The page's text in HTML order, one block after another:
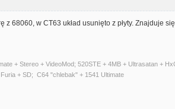
z 68060, w CT63 układ usunięto z płyty. Znajduje
+ Stereo + VideoMod; 520STE + 4MB + Ultrasatan +
+ SD; C64 "chlebak" + 1541 Ultimate